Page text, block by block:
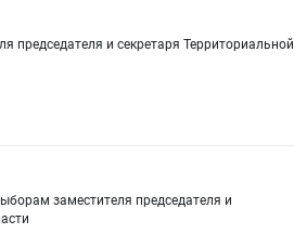
председателя и секретаря Территориальной
заместителя председателя и